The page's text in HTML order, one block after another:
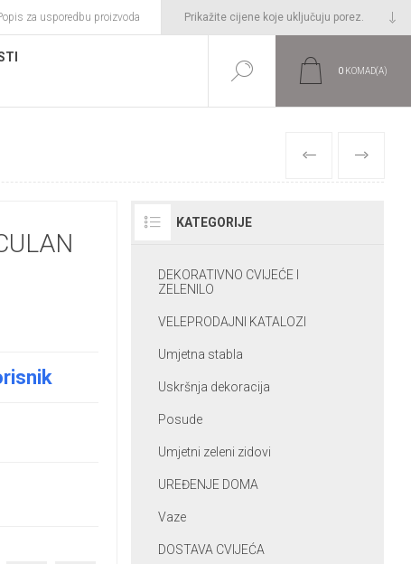
za usporedbu proizvoda
0 KOMAD(A)
PRETHODNI
SLIJEDEĆI
KATEGORIJE
DEKORATIVNO CVIJEĆE I
ZELENILO
VELEPRODAJNI KATALOZI
Umjetna stabla
Uskršnja dekoracija
Posude
Umjetni zeleni zidovi
UREĐENJE DOMA
Vaze
DOSTAVA CVIJEĆA